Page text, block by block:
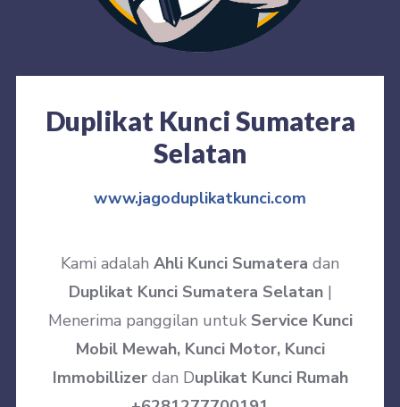
Duplikat Kunci Sumatera
Selatan
www.jagoduplikatkunci.com
Kami adalah Ahli Kunci Sumatera dan
Duplikat Kunci Sumatera Selatan|
Menerima panggilan untuk Service Kunci
Mobil Mewah, Kunci Motor, Kunci
Immobillizerdan Duplikat Kunci Rumah